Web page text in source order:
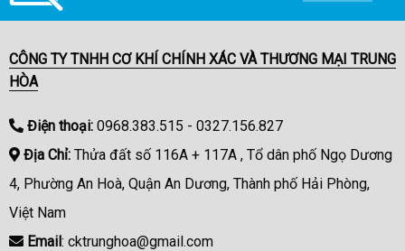
CÔNG TY TNHH CƠ KHÍ CHÍNH XÁC VÀ THƯƠNG MẠI TRUNG
HÒA
Điện thoại:0968.383.515 - 0327.156.827
Địa Chỉ:Thửa đất số 116A + 117A , Tổ dân phố Ngọ Dương
4, Phường An Hoà, Quận An Dương, Thành phố Hải Phòng,
Việt Nam
Email: cktrunghoa@gmail.com